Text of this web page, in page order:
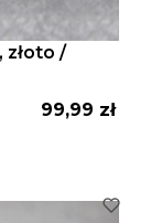
złoto /
Cena
99,99 zł